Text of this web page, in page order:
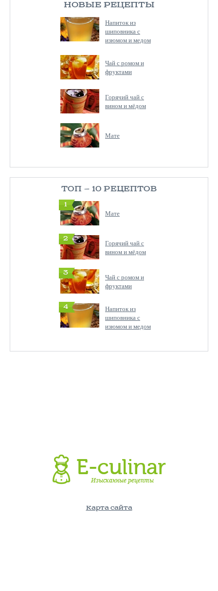
НОВЫЕ РЕЦЕПТЫ
Напиток из
шиповника с
изюмом и медом
Чай с ромом и
фруктами
Горячий чай с
вином и мёдом
Мате
ТОП — 10 РЕЦЕПТОВ
1
Мате
2
Горячий чай с
вином и мёдом
3
Чай с ромом и
фруктами
4
Напиток из
шиповника с
изюмом и медом
Карта сайта